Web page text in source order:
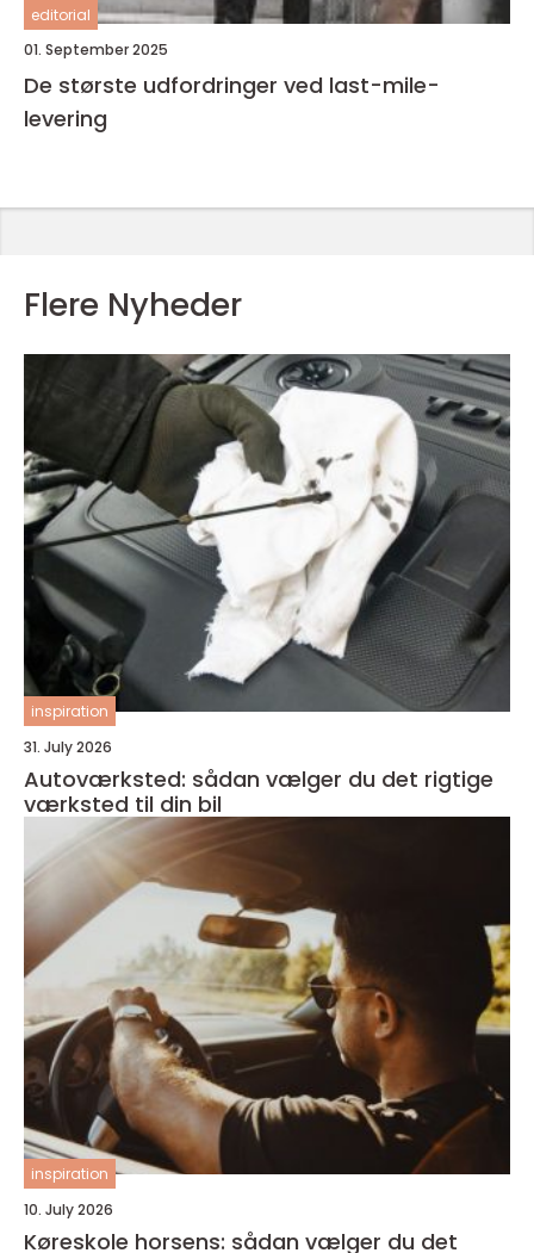
editorial
01. September 2025
De største udfordringer ved last-mile-
levering
Flere Nyheder
inspiration
31. July 2026
Autoværksted: sådan vælger du det rigtige
værksted til din bil
inspiration
10. July 2026
Køreskole horsens: sådan vælger du det